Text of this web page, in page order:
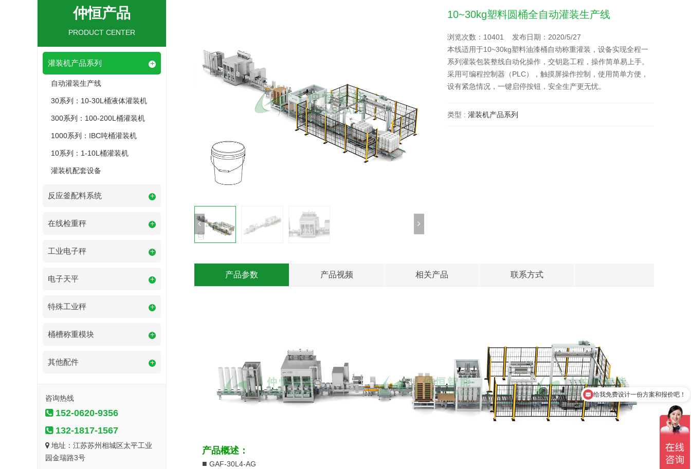
仲恒产品
PRODUCT CENTER
灌装机产品系列 +
自动灌装生产线
30系列：10-30L桶液体灌装机
300系列：100-200L桶灌装机
1000系列：IBC吨桶灌装机
10系列：1-10L桶灌装机
灌装机配套设备
反应釜配料系统 +
在线检重秤 +
工业电子秤 +
电子天平 +
特殊工业秤 +
桶槽称重模块 +
其他配件 +
咨询热线
152-0620-9356
132-1817-1567
地址：江苏苏州相城区太平工业
园金瑞路3号
10~30kg塑料圆桶全自动灌装生产线
浏览次数：10401 发布日期：2020/5/27
本线适用于10~30kg塑料油漆桶自动称重灌装，设备实现全程一
系列灌装包装整线自动化操作，交钥匙工程，操作简单易上手。
采用可编程控制器（PLC），触摸屏操作控制，使用简单方便，
设有紧急情况，一键启停按钮，安全生产更无忧。
类型 : 灌装机产品系列
产品参数 产品视频 相关产品 联系方式
产品概述：
■ GAF-30L4-AG
给我免费设计一份方案和报价吧！